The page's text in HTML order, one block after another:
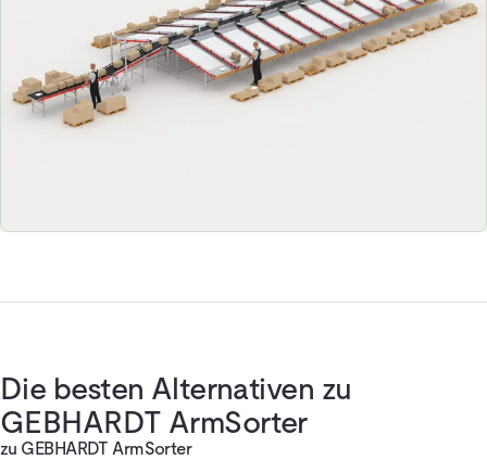
Die besten Alternativen zu
GEBHARDT ArmSorter
zu GEBHARDT ArmSorter